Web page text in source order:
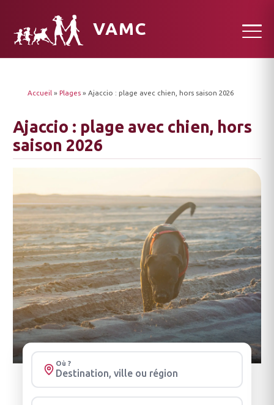
VAMC
Accueil » Plages » Ajaccio : plage avec chien, hors saison 2026
Ajaccio : plage avec chien, hors
saison 2026
Où ?